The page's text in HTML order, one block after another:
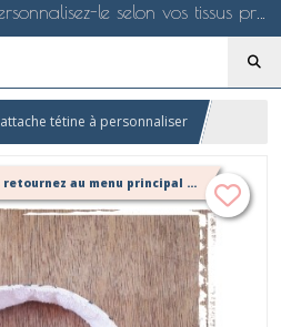
Choisissez un modèle et personnalisez-le selon vos tissus préférés de mes collections en ligne, je le confectionnerai selon vos souhaits
attache tétine à personnaliser
Cet article n'est plus proposé, retournez au menu principal ou contactez moi!